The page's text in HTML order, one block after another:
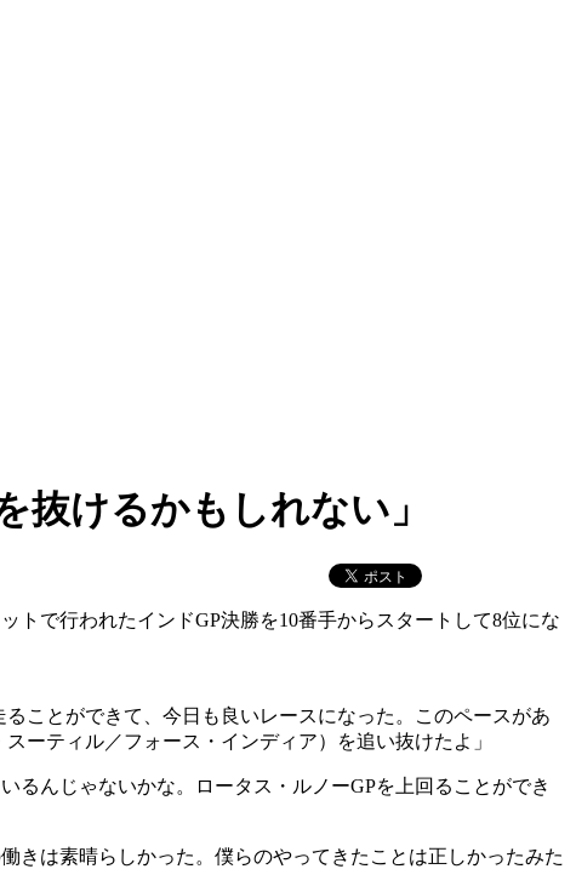
けるかもしれない」
トで行われたインドGP決勝を10番手からスタートして8位にな
ことができて、今日も良いレースになった。このペースがあ
ーティル／フォース・インディア）を追い抜けたよ」
るんじゃないかな。ロータス・ルノーGPを上回ることができ
きは素晴らしかった。僕らのやってきたことは正しかったみた